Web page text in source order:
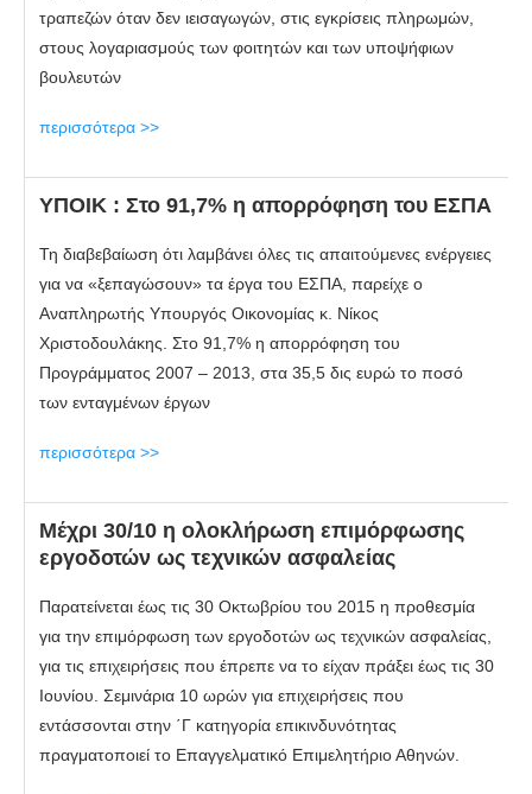
τραπεζών όταν δεν ιεισαγωγών, στις εγκρίσεις πληρωμών,
στους λογαριασμούς των φοιτητών και των υποψήφιων
βουλευτών
περισσότερα >>
ΥΠΟΙΚ : Στο 91,7% η απορρόφηση του ΕΣΠΑ
Τη διαβεβαίωση ότι λαμβάνει όλες τις απαιτούμενες ενέργειες
για να «ξεπαγώσουν» τα έργα του ΕΣΠΑ, παρείχε ο
Αναπληρωτής Υπουργός Οικονομίας κ. Νίκος
Χριστοδουλάκης. Στο 91,7% η απορρόφηση του
Προγράμματος 2007 – 2013, στα 35,5 δις ευρώ το ποσό
των ενταγμένων έργων
περισσότερα >>
Μέχρι 30/10 η ολοκλήρωση επιμόρφωσης
εργοδοτών ως τεχνικών ασφαλείας
Παρατείνεται έως τις 30 Οκτωβρίου του 2015 η προθεσμία
για την επιμόρφωση των εργοδοτών ως τεχνικών ασφαλείας,
για τις επιχειρήσεις που έπρεπε να το είχαν πράξει έως τις 30
Ιουνίου. Σεμινάρια 10 ωρών για επιχειρήσεις που
εντάσσονται στην ΄Γ κατηγορία επικινδυνότητας
πραγματοποιεί το Επαγγελματικό Επιμελητήριο Αθηνών.